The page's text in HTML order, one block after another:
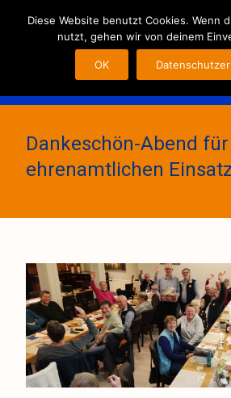
Dankeschön-Abend für
ehrenamtlichen Einsatz
MENU
Diese Website benutzt Cookies. Wenn
nutzt, gehen wir von deinem
OK